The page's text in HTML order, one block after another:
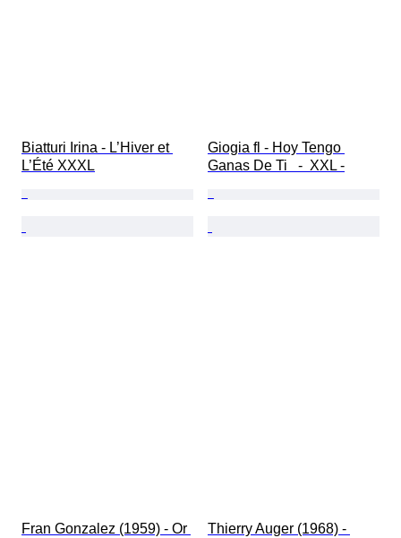
Biatturi Irina - L’Hiver et
L’Été XXXL
Giogia fl - Hoy Tengo
Ganas De Ti   -  XXL -
Fran Gonzalez (1959) - Or
Thierry Auger (1968) -